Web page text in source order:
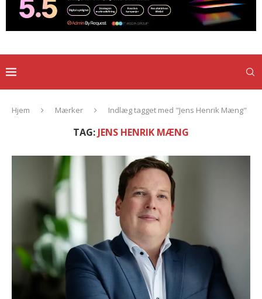
Hjem Mærker Indlæg tagget med "Jens Henrik Mæng"
TAG: JENS HENRIK MÆNG